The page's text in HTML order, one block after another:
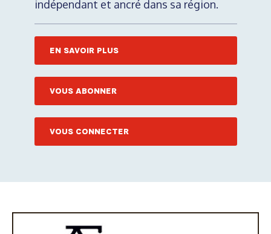
indépendant et ancré dans sa région.
EN SAVOIR PLUS
VOUS ABONNER
VOUS CONNECTER